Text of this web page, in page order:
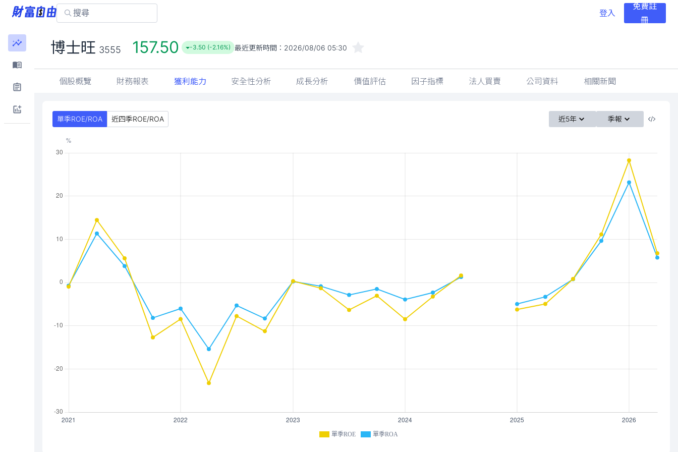
登入
免費註
冊
博士旺 3555 157.50 -3.50 (-2.16%) 最近更新時間： 2026/08/06 05:30
個股概覽 財務報表 獲利能力 安全性分析 成長分析 價值評估 因子指標 法人買賣 公司資料 相關新聞
單季ROE/ROA 近四季ROE/ROA 近5年 季報
單季ROE 單季ROA